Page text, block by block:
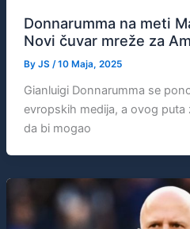
Donnarumma na meti
Novi čuvar mreže za
By JS /10 Maja, 2025
Gianluigi Donnarumma se
evropskih medija, a ovog puta
da bi mogao